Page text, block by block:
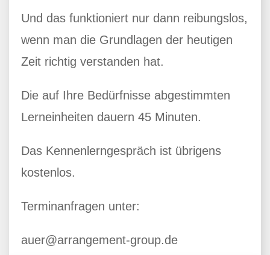
Und das funktioniert nur dann reibungslos,
wenn man die Grundlagen der heutigen
Zeit richtig verstanden hat.
Die auf Ihre Bedürfnisse abgestimmten
Lerneinheiten dauern 45 Minuten.
Das Kennenlerngespräch ist übrigens
kostenlos.
Terminanfragen unter:
auer@arrangement-group.de